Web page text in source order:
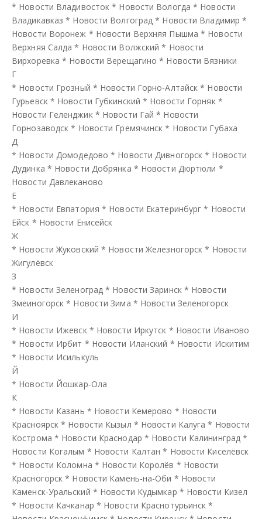
* Новости Владивосток * Новости Вологда * Новости
Владикавказ * Новости Волгоград * Новости Владимир *
Новости Воронеж * Новости Верхняя Пышма * Новости
Верхняя Салда * Новости Волжский * Новости
Вирхоревка * Новости Верещагино * Новости Вязники
Г
* Новости Грозный * Новости Горно-Алтайск * Новости
Гурьевск * Новости Губкинский * Новости Горняк *
Новости Геленджик * Новости Гай * Новости
Горнозаводск * Новости Гремячинск * Новости Губаха
Д
* Новости Домодедово * Новости Дивногорск * Новости
Дудинка * Новости Добрянка * Новости Дюртюли *
Новости Давлеканово
Е
* Новости Евпатория * Новости Екатеринбург * Новости
Ейск * Новости Енисейск
Ж
* Новости Жуковский * Новости Железногорск * Новости
Жигулёвск
З
* Новости Зеленоград * Новости Заринск * Новости
Змеиногорск * Новости Зима * Новости Зеленогорск
И
* Новости Ижевск * Новости Иркутск * Новости Иваново
* Новости Ирбит * Новости Иланский * Новости Искитим
* Новости Исилькуль
Й
* Новости Йошкар-Ола
К
* Новости Казань * Новости Кемерово * Новости
Красноярск * Новости Кызыл * Новости Калуга * Новости
Кострома * Новости Краснодар * Новости Калининград *
Новости Когалым * Новости Калтан * Новости Киселёвск
* Новости Коломна * Новости Королёв * Новости
Красногорск * Новости Камень-на-Оби * Новости
Каменск-Уральский * Новости Кудымкар * Новости Кизел
* Новости Качканар * Новости Краснотурьинск *